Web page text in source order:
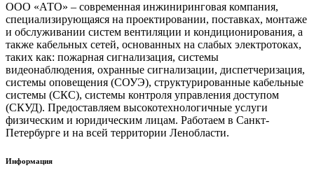
ООО «АТО» – современная инжиниринговая компания,
специализирующаяся на проектировании, поставках, монтаже
и обслуживании систем вентиляции и кондиционирования, а
также кабельных сетей, основанных на слабых электротоках,
таких как: пожарная сигнализация, системы
видеонаблюдения, охранные сигнализации, диспетчеризация,
системы оповещения (СОУЭ), структурированные кабельные
системы (СКС), системы контроля управления доступом
(СКУД). Предоставляем высокотехнологичные услуги
физическим и юридическим лицам. Работаем в Санкт-
Петербурге и на всей территории Ленобласти.
Информация